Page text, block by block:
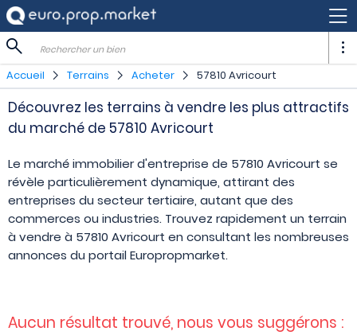
Rechercher un bien
Accueil Terrains Acheter 57810 Avricourt
Découvrez les terrains à vendre les plus attractifs
du marché de 57810 Avricourt
Le marché immobilier d'entreprise de 57810 Avricourt se
révèle particulièrement dynamique, attirant des
entreprises du secteur tertiaire, autant que des
commerces ou industries. Trouvez rapidement un terrain
à vendre à 57810 Avricourt en consultant les nombreuses
annonces du portail Europropmarket.
Aucun résultat trouvé, nous vous suggérons :